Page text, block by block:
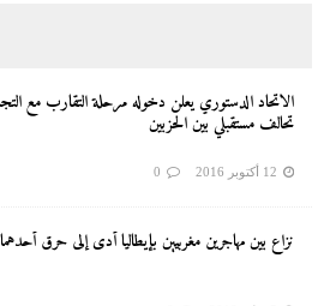
الاتحاد الدستوري يعلن دخوله مرحلة التقارب مع
تحالف مستقبلي بين الحزبين
12 أكتوبر 2016 0
نزاع بين مهاجرين مغربيين بإيطاليا أدى إلى حرق أحدهما